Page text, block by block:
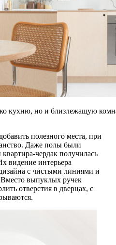
кухню, но и близлежащую
полезного места, при
Даже полы были
чердак получилась
видение интерьера
с чистыми линиями и
выпуклых ручек
отверстия в дверцах, с